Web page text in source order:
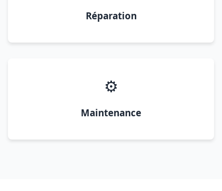
Réparation
⚙️
Maintenance